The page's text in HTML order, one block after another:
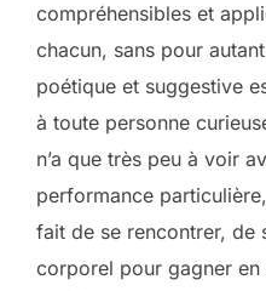
compréhensibles et
chacun, sans pour
poétique et suggestive
à toute personne
n’a que très peu à voir
performance
fait de se rencontrer, de
corporel pour gagner